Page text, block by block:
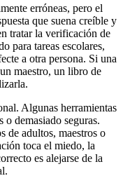
erróneas, pero el
que suena creíble y
tratar la verificación de
para tareas escolares,
a otra persona. Si una
maestro, un libro de
Algunas herramientas
o demasiado seguras.
de adultos, maestros o
toca el miedo, la
es alejarse de la